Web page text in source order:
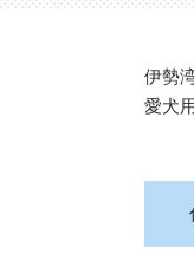
伊勢
愛犬